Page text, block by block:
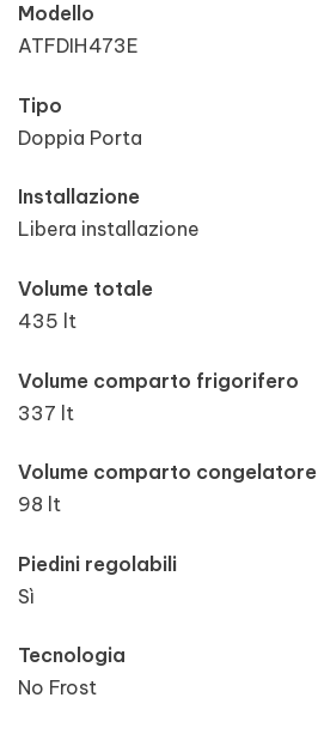
Modello
ATFDIH473E
Tipo
Doppia Porta
Installazione
Libera installazione
Volume totale
435 lt
Volume comparto frigorifero
337 lt
Volume comparto congelatore
98 lt
Piedini regolabili
Sì
Tecnologia
No Frost